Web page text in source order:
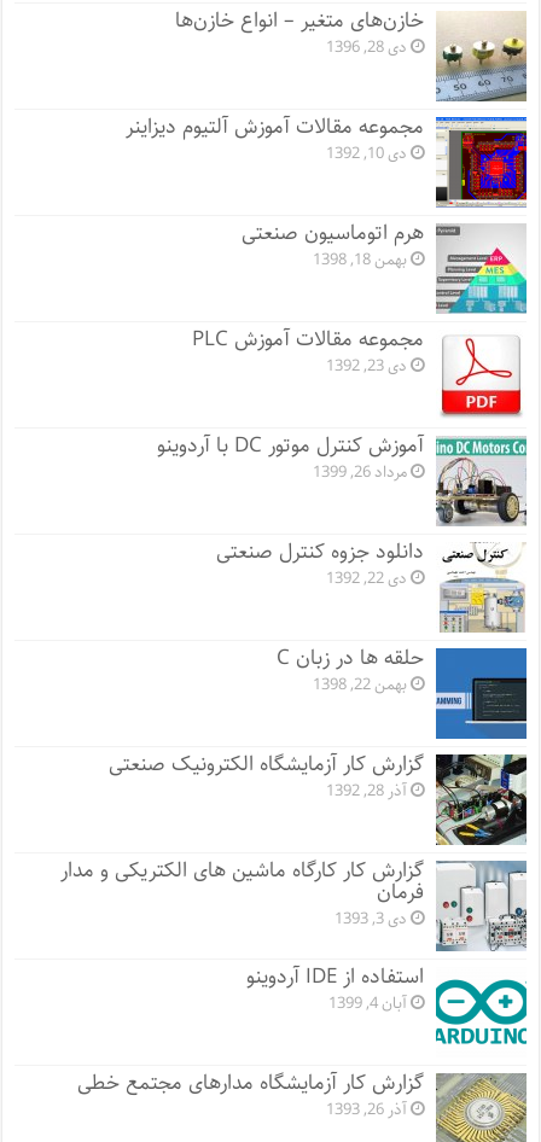
خازن‌های متغیر – انواع خازن‌ها
دی 28, 1396
مجموعه مقالات آموزش آلتیوم دیزاینر
دی 10, 1392
هرم اتوماسیون صنعتی
بهمن 18, 1398
مجموعه مقالات آموزش PLC
دی 23, 1392
آموزش کنترل موتور DC با آردوینو
مرداد 26, 1399
دانلود جزوه کنترل صنعتی
دی 22, 1392
حلقه ها در زبان C
بهمن 22, 1398
گزارش کار آزمایشگاه الکترونیک صنعتی
آذر 28, 1392
گزارش کار کارگاه ماشین های الکتریکی و مدار
فرمان
دی 3, 1393
استفاده از IDE آردوینو
آبان 4, 1399
گزارش کار آزمایشگاه مدارهای مجتمع خطی
آذر 26, 1393